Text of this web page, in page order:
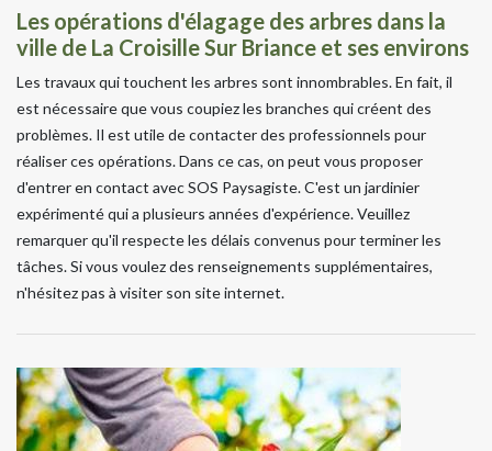
Les opérations d'élagage des arbres dans la
ville de La Croisille Sur Briance et ses environs
Les travaux qui touchent les arbres sont innombrables. En fait, il
est nécessaire que vous coupiez les branches qui créent des
problèmes. Il est utile de contacter des professionnels pour
réaliser ces opérations. Dans ce cas, on peut vous proposer
d'entrer en contact avec SOS Paysagiste. C'est un jardinier
expérimenté qui a plusieurs années d'expérience. Veuillez
remarquer qu'il respecte les délais convenus pour terminer les
tâches. Si vous voulez des renseignements supplémentaires,
n'hésitez pas à visiter son site internet.